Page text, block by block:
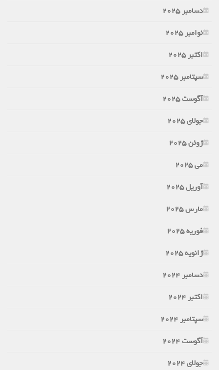
دسامبر 2025
نوامبر 2025
اکتبر 2025
سپتامبر 2025
آگوست 2025
جولای 2025
ژوئن 2025
می 2025
آوریل 2025
مارس 2025
فوریه 2025
ژانویه 2025
دسامبر 2024
اکتبر 2024
سپتامبر 2024
آگوست 2024
جولای 2024